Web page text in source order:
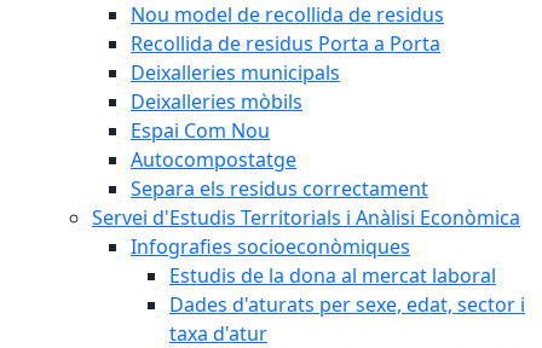
Nou model de recollida de residus
Recollida de residus Porta a Porta
Deixalleries municipals
Deixalleries mòbils
Espai Com Nou
Autocompostatge
Separa els residus correctament
Servei d'Estudis Territorials i Anàlisi Econòmica
Infografies socioeconòmiques
Estudis de la dona al mercat laboral
Dades d'aturats per sexe, edat, sector i
taxa d'atur